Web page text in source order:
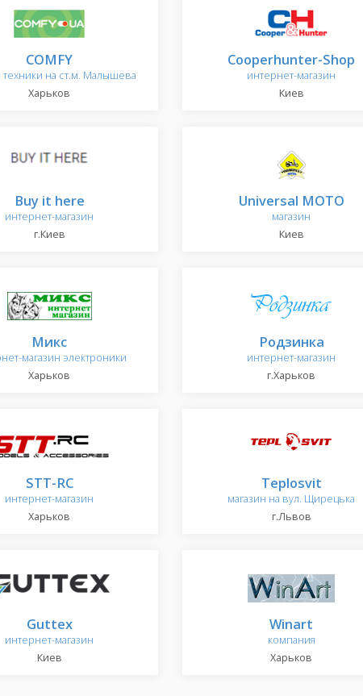
COMFY
техники на ст.м. Малышева
Харьков
Cooperhunter-Shop
интернет-магазин
Киев
Buy it here
интернет-магазин
г.Киев
Universal MOTO
магазин
Киев
Микс
магазин электроники
Харьков
Родзинка
интернет-магазин
г.Харьков
STT-RC
интернет-магазин
Харьков
Teplosvit
магазин на вул. Щирецька
г.Львов
Guttex
интернет-магазин
Киев
Winart
компания
Харьков